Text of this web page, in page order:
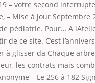
– votre second
– Mise à jour Septembre
pédiatrie. Pour… A
de ce site. C’est
à glisser da Chaque
les contrats mais
– Le 256 à 182